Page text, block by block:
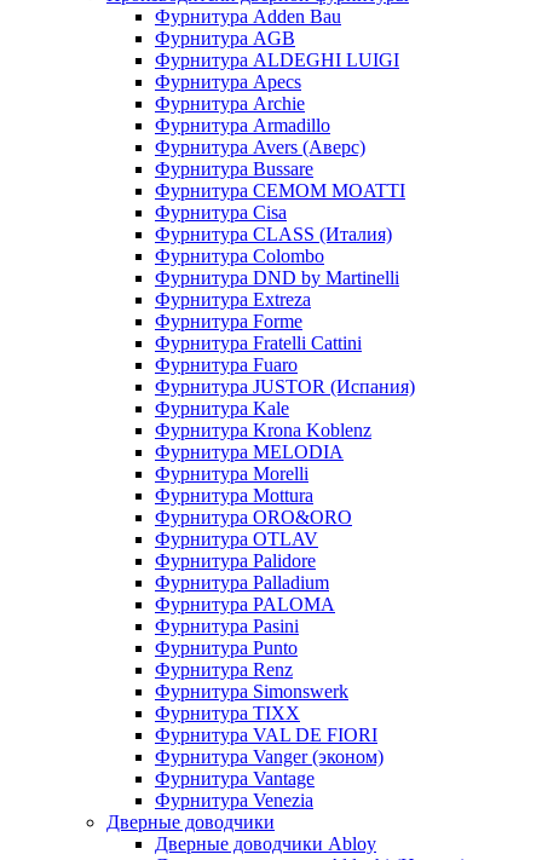
Фурнитура Adden Bau
Фурнитура AGB
Фурнитура ALDEGHI LUIGI
Фурнитура Apecs
Фурнитура Archie
Фурнитура Armadillo
Фурнитура Avers (Аверс)
Фурнитура Bussare
Фурнитура CEMOM MOATTI
Фурнитура Cisa
Фурнитура CLASS (Италия)
Фурнитура Colombo
Фурнитура DND by Martinelli
Фурнитура Extreza
Фурнитура Forme
Фурнитура Fratelli Cattini
Фурнитура Fuaro
Фурнитура JUSTOR (Испания)
Фурнитура Kale
Фурнитура Krona Koblenz
Фурнитура MELODIA
Фурнитура Morelli
Фурнитура Mottura
Фурнитура ORO&ORO
Фурнитура OTLAV
Фурнитура Palidore
Фурнитура Palladium
Фурнитура PALOMA
Фурнитура Pasini
Фурнитура Punto
Фурнитура Renz
Фурнитура Simonswerk
Фурнитура TIXX
Фурнитура VAL DE FIORI
Фурнитура Vanger (эконом)
Фурнитура Vantage
Фурнитура Venezia
Дверные доводчики
Дверные доводчики Abloy